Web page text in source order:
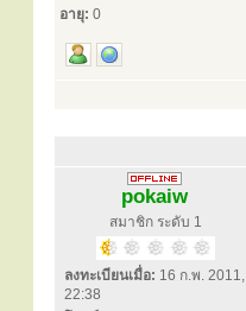
อายุ: 0
pokaiw
สมาชิก ระดับ 1
ลงทะเบียนเมื่อ: 16 ก.พ. 2011,
22:38